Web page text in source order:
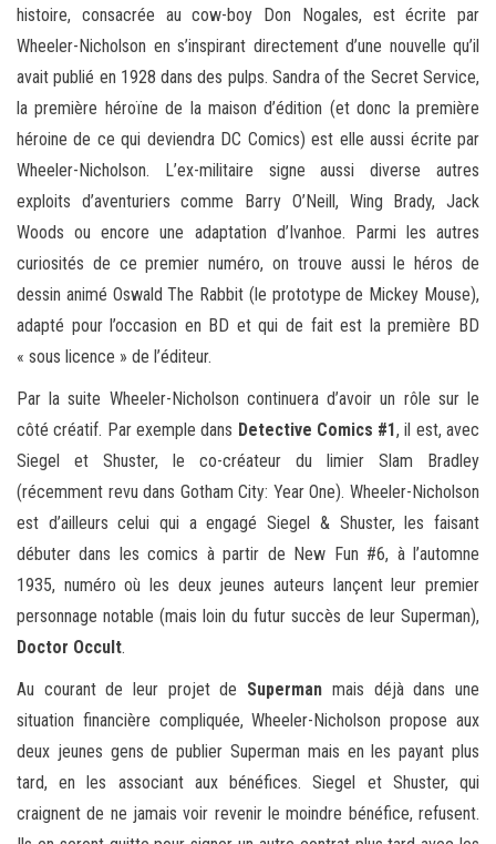
histoire, consacrée au cow-boy Don Nogales, est écrite par
Wheeler-Nicholson en s’inspirant directement d’une nouvelle qu’il
avait publié en 1928 dans des pulps. Sandra of the Secret Service,
la première héroïne de la maison d’édition (et donc la première
héroine de ce qui deviendra DC Comics) est elle aussi écrite par
Wheeler-Nicholson. L’ex-militaire signe aussi diverse autres
exploits d’aventuriers comme Barry O’Neill, Wing Brady, Jack
Woods ou encore une adaptation d’Ivanhoe. Parmi les autres
curiosités de ce premier numéro, on trouve aussi le héros de
dessin animé Oswald The Rabbit (le prototype de Mickey Mouse),
adapté pour l’occasion en BD et qui de fait est la première BD
« sous licence » de l’éditeur.
Par la suite Wheeler-Nicholson continuera d’avoir un rôle sur le
côté créatif. Par exemple dans Detective Comics #1, il est, avec
Siegel et Shuster, le co-créateur du limier Slam Bradley
(récemment revu dans Gotham City: Year One). Wheeler-Nicholson
est d’ailleurs celui qui a engagé Siegel & Shuster, les faisant
débuter dans les comics à partir de New Fun #6, à l’automne
1935, numéro où les deux jeunes auteurs lançent leur premier
personnage notable (mais loin du futur succès de leur Superman),
Doctor Occult.
Au courant de leur projet de Superman mais déjà dans une
situation financière compliquée, Wheeler-Nicholson propose aux
deux jeunes gens de publier Superman mais en les payant plus
tard, en les associant aux bénéfices. Siegel et Shuster, qui
craignent de ne jamais voir revenir le moindre bénéfice, refusent.